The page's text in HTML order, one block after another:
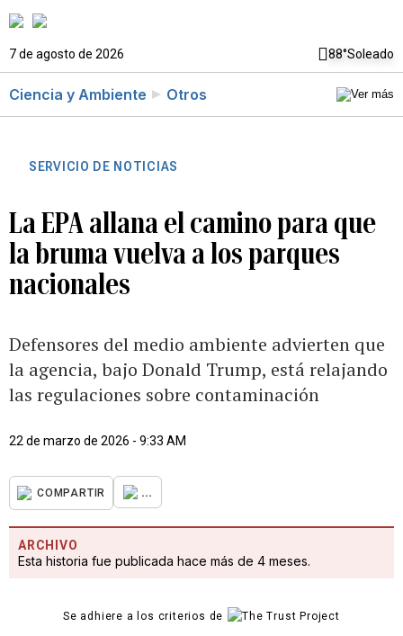
7 de agosto de 2026 88°Soleado
Ciencia y Ambiente Otros
SERVICIO DE NOTICIAS
La EPA allana el camino para que
la bruma vuelva a los parques
nacionales
Defensores del medio ambiente advierten que
la agencia, bajo Donald Trump, está relajando
las regulaciones sobre contaminación
22 de marzo de 2026 - 9:33 AM
COMPARTIR ...
ARCHIVO
Esta historia fue publicada hace más de 4 meses.
Se adhiere a los criterios de